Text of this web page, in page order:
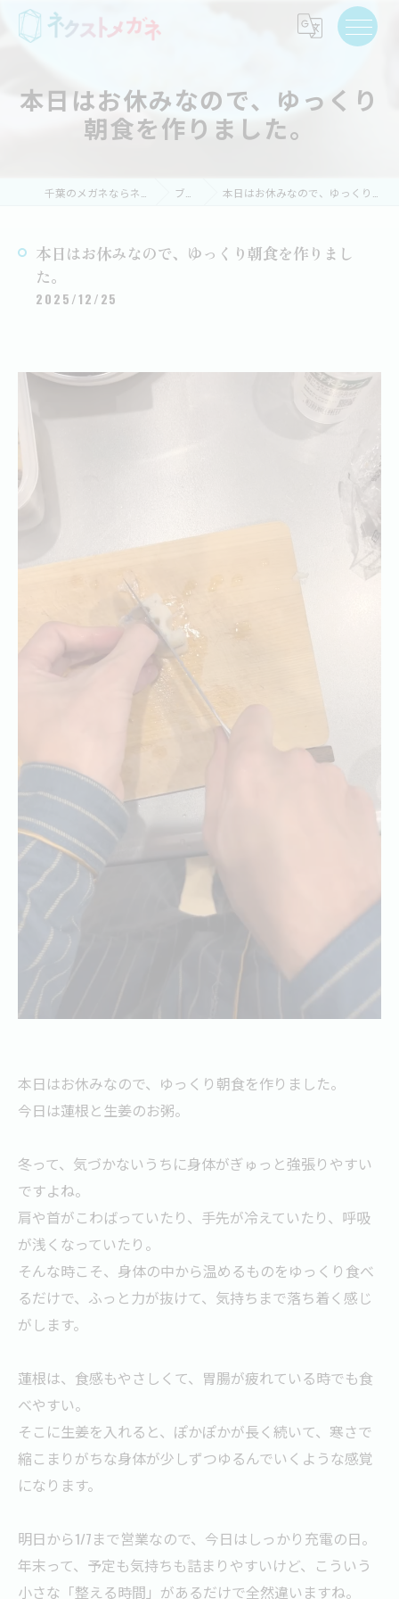
本日はお休みなので、ゆっくり
朝食を作りました。
ブログ 本日はお休みなので、ゆっくり朝食を作りました。
本日はお休みなので、ゆっくり朝食を作りまし
た。
2025/12/25
本日はお休みなので、ゆっくり朝食を作りました。
今日は蓮根と生姜のお粥。
冬って、気づかないうちに身体がぎゅっと強張りやすい
ですよね。
肩や首がこわばっていたり、手先が冷えていたり、呼吸
が浅くなっていたり。
そんな時こそ、身体の中から温めるものをゆっくり食べ
るだけで、ふっと力が抜けて、気持ちまで落ち着く感じ
がします。
蓮根は、食感もやさしくて、胃腸が疲れている時でも食
べやすい。
そこに生姜を入れると、ぽかぽかが長く続いて、寒さで
縮こまりがちな身体が少しずつゆるんでいくような感覚
になります。
明日から1/7まで営業なので、今日はしっかり充電の日。
年末って、予定も気持ちも詰まりやすいけど、こういう
小さな「整える時間」があるだけで全然違いますね。